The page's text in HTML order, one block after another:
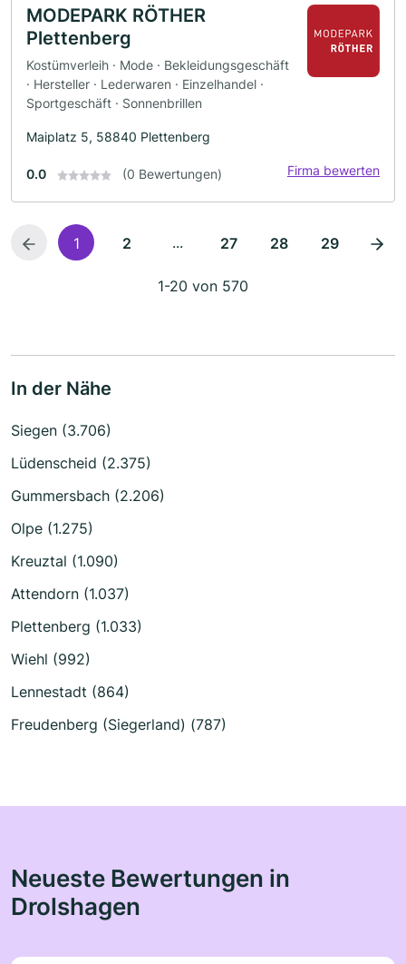
MODEPARK RÖTHER
Plettenberg
Kostümverleih · Mode · Bekleidungsgeschäft
· Hersteller · Lederwaren · Einzelhandel ·
Sportgeschäft · Sonnenbrillen
Maiplatz 5, 58840 Plettenberg
0.0 (0 Bewertungen) Firma bewerten
1 2 ... 27 28 29
1-20 von 570
In der Nähe
Siegen (3.706)
Lüdenscheid (2.375)
Gummersbach (2.206)
Olpe (1.275)
Kreuztal (1.090)
Attendorn (1.037)
Plettenberg (1.033)
Wiehl (992)
Lennestadt (864)
Freudenberg (Siegerland) (787)
Neueste Bewertungen in
Drolshagen